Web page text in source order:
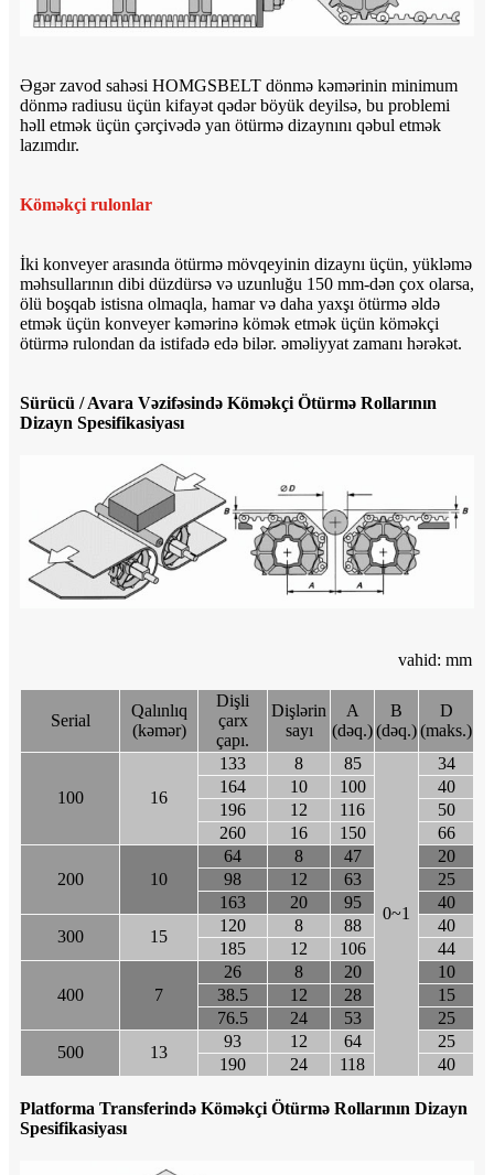
Əgər zavod sahəsi HOMGSBELT dönmə kəmərinin minimum
dönmə radiusu üçün kifayət qədər böyük deyilsə, bu problemi
həll etmək üçün çərçivədə yan ötürmə dizaynını qəbul etmək
lazımdır.
Köməkçi rulonlar
İki konveyer arasında ötürmə mövqeyinin dizaynı üçün, yükləmə
məhsullarının dibi düzdürsə və uzunluğu 150 mm-dən çox olarsa,
ölü boşqab istisna olmaqla, hamar və daha yaxşı ötürmə əldə
etmək üçün konveyer kəmərinə kömək etmək üçün köməkçi
ötürmə rulondan da istifadə edə bilər. əməliyyat zamanı hərəkət.
Sürücü / Avara Vəzifəsində Köməkçi Ötürmə Rollarının
Dizayn Spesifikasiyası
vahid: mm
Serial
Qalınlıq
(kəmər)
Dişli
çarx
çapı.
Dişlərin
sayı
A
(dəq.)
B
(dəq.)
D
(maks.)
100 16
133 8 85
0~1
34
164
10 100
40
196
12 116
50
260
16 150 66
200 10
64 8 47
20
98
12 63
25
163
20 95
40
300
15
120 8 88
40
185
12 106 44
400 7
26 8 20
10
38.5
12 28
15
76.5
24 53
25
500
13
93 12 64
25
190
24 118 40
Platforma Transferində Köməkçi Ötürmə Rollarının Dizayn
Spesifikasiyası